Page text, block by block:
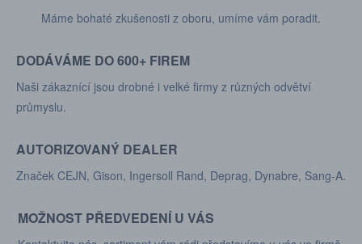
Máme bohaté zkušenosti z oboru, umíme vám poradit.
DODÁVÁME DO 600+ FIREM
Naši zákaznící jsou drobné i velké firmy z různých odvětví
průmyslu.
AUTORIZOVANÝ DEALER
Značek CEJN, Gison, Ingersoll Rand, Deprag, Dynabre, Sang-A.
MOŽNOST PŘEDVEDENÍ U VÁS